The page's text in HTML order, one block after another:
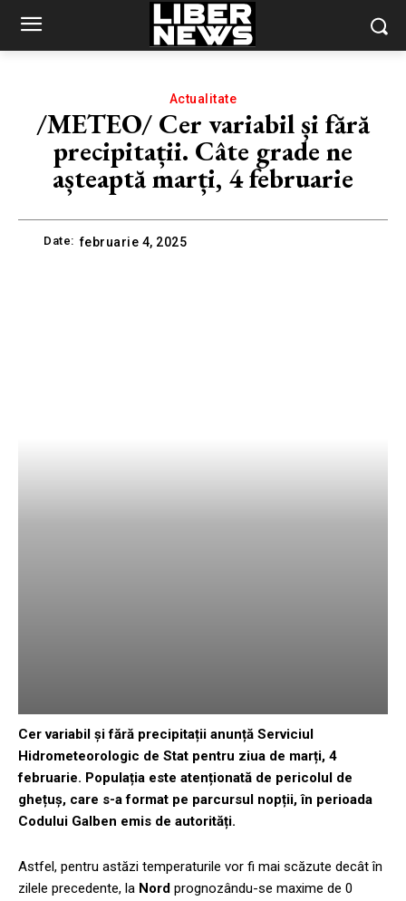
Actualitate
/METEO/ Cer variabil și fără
precipitații. Câte grade ne
așteaptă marți, 4 februarie
Date: februarie 4, 2025
Cer variabil și fără precipitații anunță Serviciul
Hidrometeorologic de Stat pentru ziua de marți, 4
februarie. Populația este atenționată de pericolul de
ghețuș, care s-a format pe parcursul nopții, în perioada
Codului Galben emis de autorități.
Astfel, pentru astăzi temperaturile vor fi mai scăzute decât în
zilele precedente, la Nord prognozându-se maxime de 0